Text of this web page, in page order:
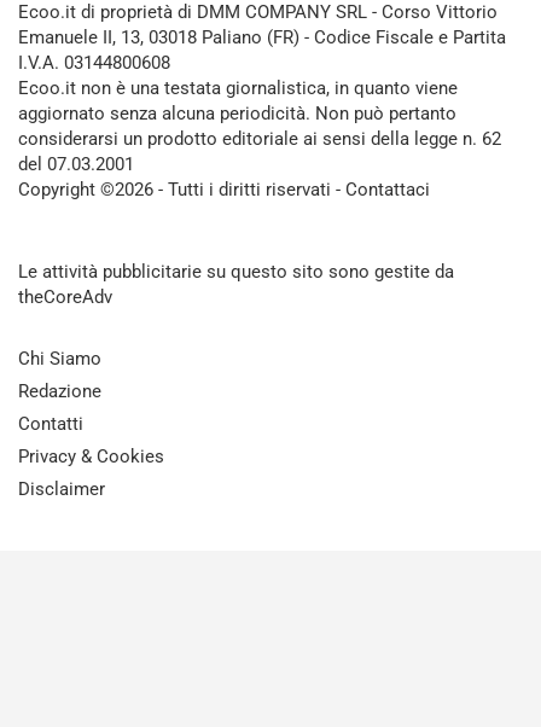
Ecoo.it di proprietà di DMM COMPANY SRL - Corso Vittorio
Emanuele II, 13, 03018 Paliano (FR) - Codice Fiscale e Partita
I.V.A. 03144800608
Ecoo.it non è una testata giornalistica, in quanto viene
aggiornato senza alcuna periodicità. Non può pertanto
considerarsi un prodotto editoriale ai sensi della legge n. 62
del 07.03.2001
Copyright ©2026 - Tutti i diritti riservati - Contattaci
Le attività pubblicitarie su questo sito sono gestite da
theCoreAdv
Chi Siamo
Redazione
Contatti
Privacy & Cookies
Disclaimer